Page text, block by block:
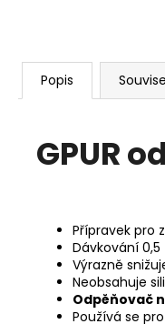
Popis
GPUR
Přípravek pro
Dávkování
Výrazně
Neobsahuje
Odpěňovač
Používá se